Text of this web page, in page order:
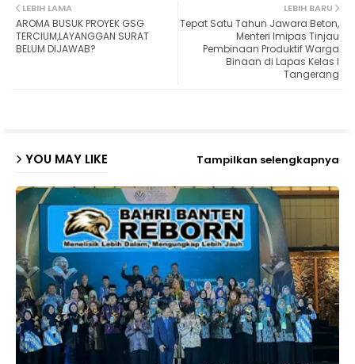
ats
LEBIH BARU
Tepat Satu Tahun Jawara Beton,
Menteri Imipas Tinjau
Pembinaan Produktif Warga
Binaan di Lapas Kelas I
Tangerang
LEBIH LAMA
AROMA BUSUK PROYEK GSG
TERCIUM,LAYANGGAN SURAT
BELUM DIJAWAB?
YOU MAY LIKE Tampilkan selengkapnya